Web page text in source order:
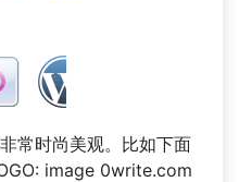
常时尚美观。比如下面
image 0write.com